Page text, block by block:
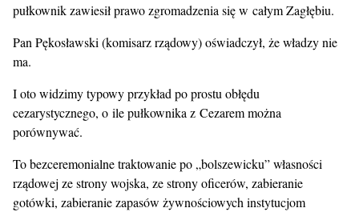
pułkownik zawiesił prawo zgromadzenia się w całym Zagłębiu.
Pan Pękosławski (komisarz rządowy) oświadczył, że władzy nie
ma.
I oto widzimy typowy przykład po prostu obłędu
cezarystycznego, o ile pułkownika z Cezarem można
porównywać.
To bezceremonialne traktowanie po „bolszewicku” własności
rządowej ze strony wojska, ze strony oficerów, zabieranie
gotówki, zabieranie zapasów żywnościowych instytucjom